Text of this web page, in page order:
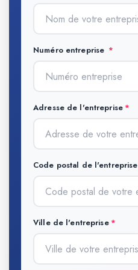
Numéro entreprise
Adresse de l'entreprise
Code postal de l'entreprise
Ville de l'entreprise